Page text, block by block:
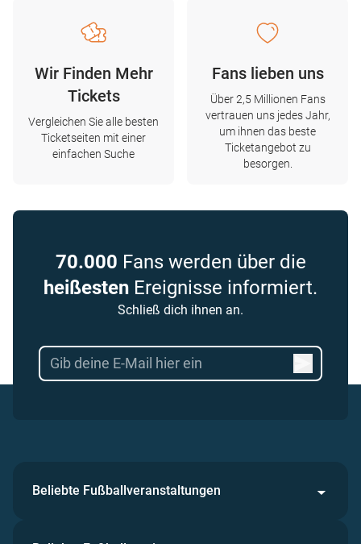
Wir Finden Mehr
Tickets
Vergleichen Sie alle besten
Ticketseiten mit einer
einfachen Suche
Fans lieben uns
Über 2,5 Millionen Fans
vertrauen uns jedes Jahr,
um ihnen das beste
Ticketangebot zu
besorgen.
70.000 Fans werden über die
heißesten Ereignisse informiert.
Schließ dich ihnen an.
Beliebte Fußballveranstaltungen